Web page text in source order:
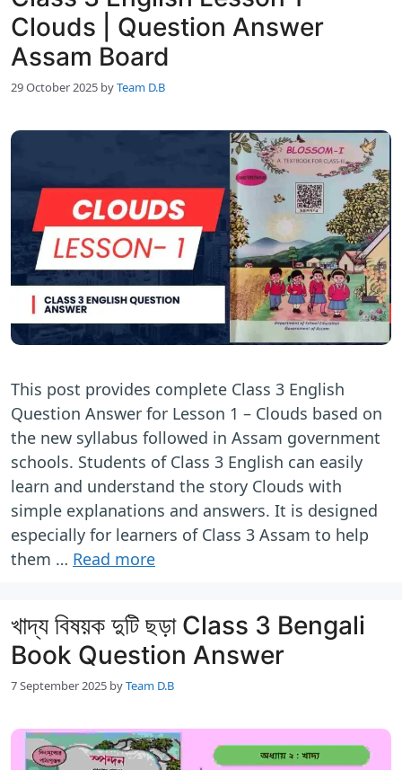
Clouds | Question Answer
Assam Board
29 October 2025 byTeam D.B
This post provides complete Class 3 English
Question Answer for Lesson 1 – Clouds based on
the new syllabus followed in Assam government
schools. Students of Class 3 English can easily
learn and understand the story Clouds with
simple explanations and answers. It is designed
especially for learners of Class 3 Assam to help
them … Read more
খাদ্য বিষয়ক দুটি ছড়া Class 3 Bengali
Book Question Answer
7 September 2025 byTeam D.B